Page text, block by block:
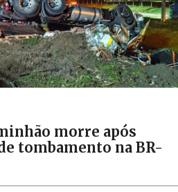
morre após
tombamento na BR-